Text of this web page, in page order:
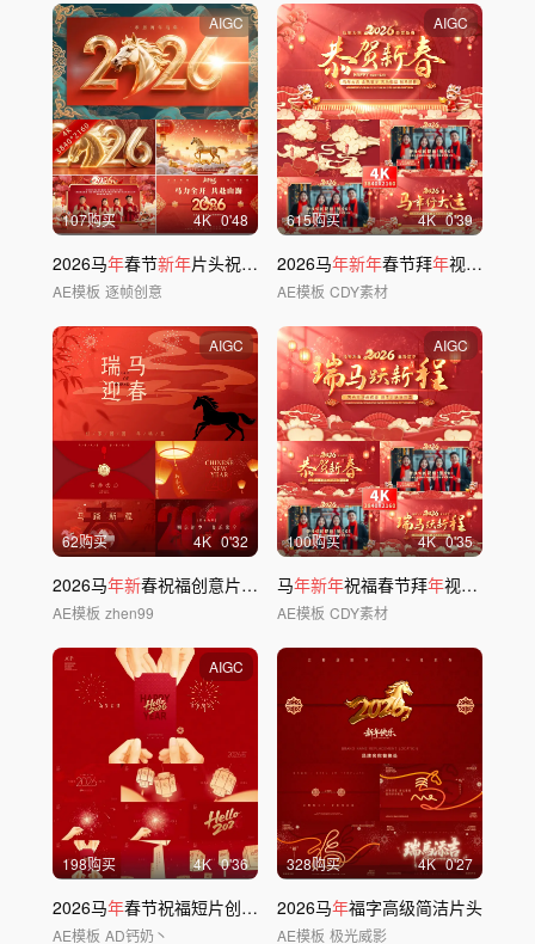
AIGC
107购买 4K 0'48
2026马年春节新年片头祝福拜 年边框
AE模板 逐帧创意
AIGC
615购买 4K 0'39
2026马年新年春节拜年视频框 03
AE模板 CDY素材
AIGC
62购买 4K 0'32
2026马年新春祝福创意片头(无插件)
AE模板 zhen99
AIGC
100购买 4K 0'35
马年新年祝福春节拜年视频框AE模板 06
AE模板 CDY素材
AIGC
198购买 4K 0'36
2026马年春节祝福短片创意片头模板
AE模板 AD钙奶丶
328购买 4K 0'27
2026马年福字高级简洁片头
AE模板 极光威影